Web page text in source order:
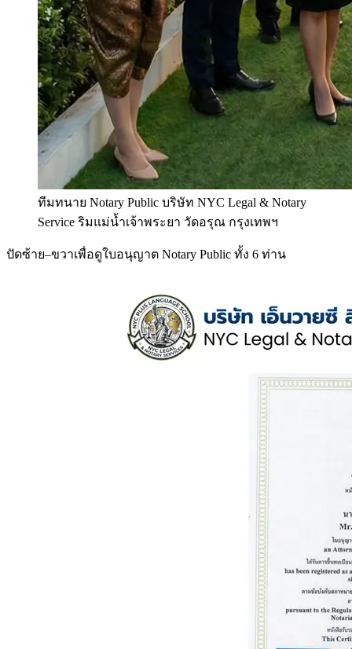
ทีมทนาย Notary Public บริษัท NYC Legal & Notary
Service ริมแม่น้ำเจ้าพระยา วัดอรุณ กรุงเทพฯ
ปัดซ้าย–ขวาเพื่อดูใบอนุญาต Notary Public ทั้ง 6 ท่าน